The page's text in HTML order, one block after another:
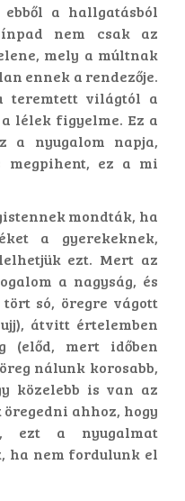
a hallgatásból
nem csak az
mely a múltnak
ennek a rendezője.
teremtett világtól a
lélek figyelme. Ez a
a nyugalom napja,
megpihent, ez a mi
mondták, ha
a gyerekeknek,
ezt. Mert az
a nagyság, és
só, öregre vágott
átvitt értelemben
(előd, mert időben
nálunk korosabb,
közelebb is van az
ahhoz, hogy
ezt a nyugalmat
ha nem fordulunk el